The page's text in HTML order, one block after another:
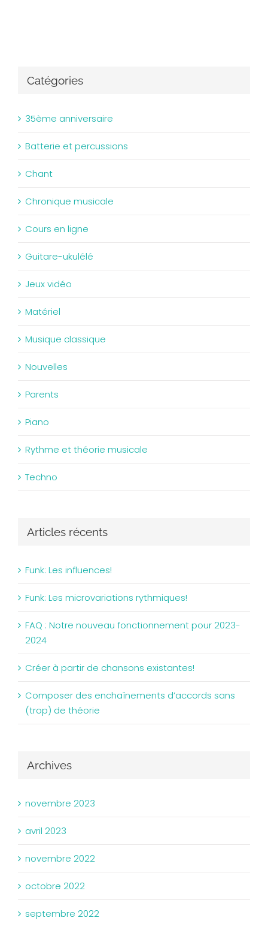
Catégories
35ème anniversaire
Batterie et percussions
Chant
Chronique musicale
Cours en ligne
Guitare-ukulélé
Jeux vidéo
Matériel
Musique classique
Nouvelles
Parents
Piano
Rythme et théorie musicale
Techno
Articles récents
Funk: Les influences!
Funk: Les microvariations rythmiques!
FAQ : Notre nouveau fonctionnement pour 2023-
2024
Créer à partir de chansons existantes!
Composer des enchaînements d’accords sans
(trop) de théorie
Archives
novembre 2023
avril 2023
novembre 2022
octobre 2022
septembre 2022